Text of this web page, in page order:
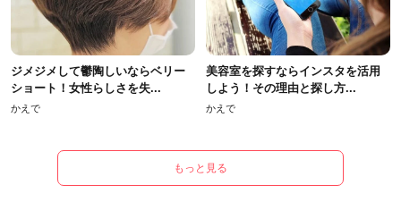
ジメジメして鬱陶しいならベリー
ショート！女性らしさを失...
かえで
美容室を探すならインスタを活用
しよう！その理由と探し方...
かえで
もっと見る